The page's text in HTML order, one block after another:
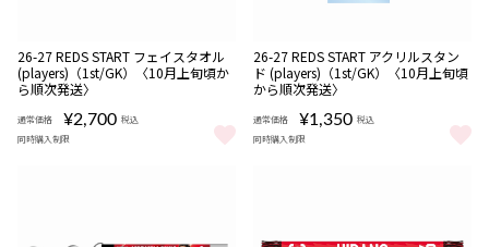
期間限定
受注
商品
08/06 18:00〜08/16
22:00
26-27 REDS START フェイスタオル
(players)（1st/GK）〈10月上旬頃か
ら順次発送〉
通常価格 ¥2,700 税込
同時購入制限
期間限定
受注
商品
08/06 18:00〜08/16
22:00
26-27 REDS START アクリルスタン
ド (players)（1st/GK）〈10月上旬頃
から順次発送〉
通常価格 ¥1,350 税込
同時購入制限